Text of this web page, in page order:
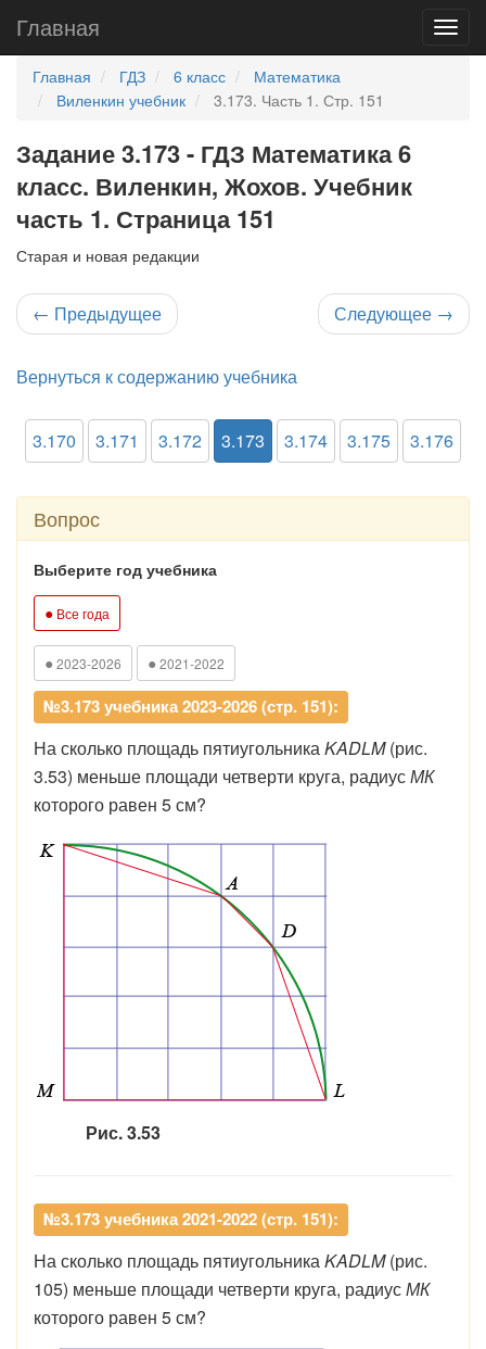
Главная
Главная ГДЗ 6 класс
Математика
Виленкин учебник
3.173. Часть 1. Стр. 151
Задание 3.173 - ГДЗ Математика 6
класс. Виленкин, Жохов. Учебник
часть 1. Страница 151
Старая и новая редакции
← Предыдущее Следующее →
Вернуться к содержанию учебника
3.170 3.171 3.172 3.173 3.174 3.175 3.176
Вопрос
Выберите год учебника
● Все года
● 2023-2026 ● 2021-2022
№3.173 учебника 2023-2026 (стр. 151):
На сколько площадь пятиугольникаKADLM(рис.
3.53) меньше площади четверти круга, радиусМК
которого равен 5 см?
Рис. 3.53
№3.173 учебника 2021-2022 (стр. 151):
На сколько площадь пятиугольникаKADLM(рис.
105) меньше площади четверти круга, радиусМК
которого равен 5 см?